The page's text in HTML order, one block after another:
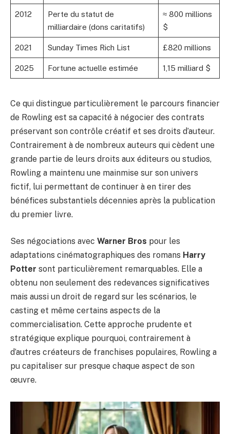
2012
Perte du statut de
milliardaire (dons caritatifs)
≈ 800 millions
$
2021 Sunday Times Rich List £820 millions
2025 Fortune actuelle estimée 1,15 milliard $
Ce qui distingue particulièrement le parcours financier
de Rowling est sa capacité à négocier des contrats
préservant son contrôle créatif et ses droits d’auteur.
Contrairement à de nombreux auteurs qui cèdent une
grande partie de leurs droits aux éditeurs ou studios,
Rowling a maintenu une mainmise sur son univers
fictif, lui permettant de continuer à en tirer des
bénéfices substantiels décennies après la publication
du premier livre.
Ses négociations avec Warner Bros pour les
adaptations cinématographiques des romans Harry
Potter sont particulièrement remarquables. Elle a
obtenu non seulement des redevances significatives
mais aussi un droit de regard sur les scénarios, le
casting et même certains aspects de la
commercialisation. Cette approche prudente et
stratégique explique pourquoi, contrairement à
d’autres créateurs de franchises populaires, Rowling a
pu capitaliser sur presque chaque aspect de son
œuvre.